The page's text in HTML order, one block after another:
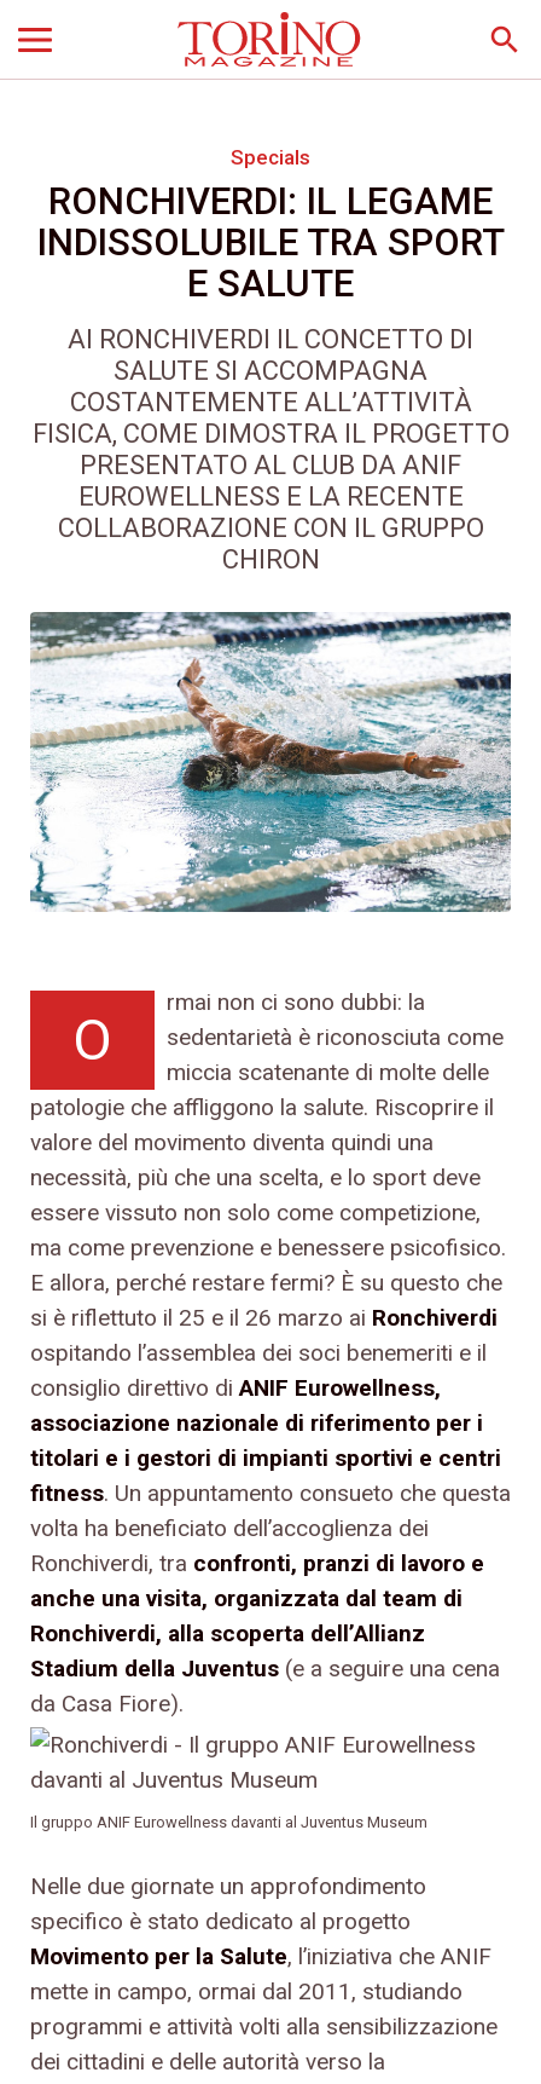
search
Specials
RONCHIVERDI: IL LEGAME
INDISSOLUBILE TRA SPORT
E SALUTE
AI RONCHIVERDI IL CONCETTO DI
SALUTE SI ACCOMPAGNA
COSTANTEMENTE ALL’ATTIVITÀ
FISICA, COME DIMOSTRA IL PROGETTO
PRESENTATO AL CLUB DA ANIF
EUROWELLNESS E LA RECENTE
COLLABORAZIONE CON IL GRUPPO
CHIRON
O
rmai non ci sono dubbi: la
sedentarietà è riconosciuta come
miccia scatenante di molte delle
patologie che affliggono la salute. Riscoprire il
valore del movimento diventa quindi una
necessità, più che una scelta, e lo sport deve
essere vissuto non solo come competizione,
ma come prevenzione e benessere psicofisico.
E allora, perché restare fermi? È su questo che
si è riflettuto il 25 e il 26 marzo ai Ronchiverdi
ospitando l’assemblea dei soci benemeriti e il
consiglio direttivo diANIF Eurowellness,
associazione nazionale di riferimento per i
titolari e i gestori di impianti sportivi e centri
fitness. Un appuntamento consueto che questa
volta ha beneficiato dell’accoglienza dei
Ronchiverdi, tra confronti, pranzi di lavoro e
anche una visita, organizzata dal team di
Ronchiverdi, alla scoperta dell’Allianz
Stadium della Juventus (e a seguire una cena
da Casa Fiore).
Il gruppo ANIF Eurowellness davanti al Juventus Museum
Nelle due giornate un approfondimento
specifico è stato dedicato al progetto
Movimento per la Salute, l’iniziativa che ANIF
mette in campo, ormai dal 2011, studiando
programmi e attività volti alla sensibilizzazione
dei cittadini e delle autorità verso la